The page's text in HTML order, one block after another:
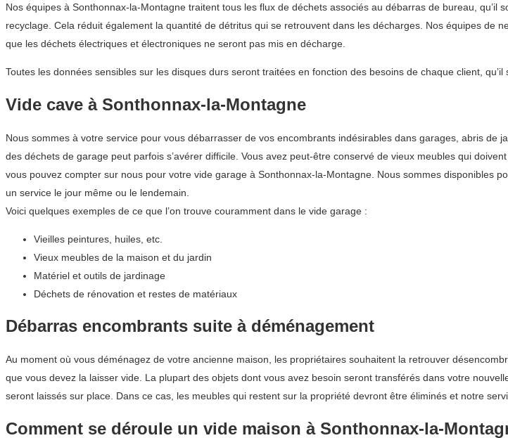
Nos équipes à Sonthonnax-la-Montagne traitent tous les flux de déchets associés au débarras de bureau, qu’il
recyclage. Cela réduit également la quantité de détritus qui se retrouvent dans les décharges. Nos équipes
que les déchets électriques et électroniques ne seront pas mis en décharge.
Toutes les données sensibles sur les disques durs seront traitées en fonction des besoins de chaque client,
Vide cave à Sonthonnax-la-Montagne
Nous sommes à votre service pour vous débarrasser de vos encombrants indésirables dans garages, abris de
des déchets de garage peut parfois s’avérer difficile. Vous avez peut-être conservé de vieux meubles qui
vous pouvez compter sur nous pour votre vide garage à Sonthonnax-la-Montagne. Nous sommes disponibles
un service le jour même ou le lendemain.
Voici quelques exemples de ce que l’on trouve couramment dans le vide garage :
Vieilles peintures, huiles, etc.
Vieux meubles de la maison et du jardin
Matériel et outils de jardinage
Déchets de rénovation et restes de matériaux
Débarras encombrants suite à déménagement
Au moment où vous déménagez de votre ancienne maison, les propriétaires souhaitent la retrouver
que vous devez la laisser vide. La plupart des objets dont vous avez besoin seront transférés dans votre
seront laissés sur place. Dans ce cas, les meubles qui restent sur la propriété devront être éliminés et notre
Comment se déroule un vide maison à Sonthonnax-la-